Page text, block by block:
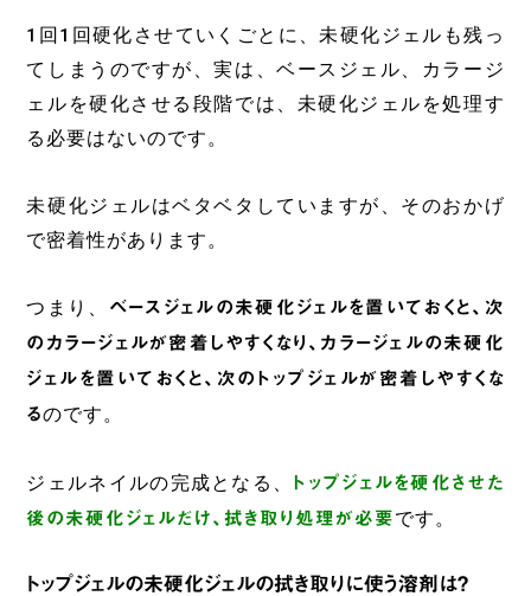
1回1回硬化させていくごとに、未硬化ジェルも残っ
てしまうのですが、実は、ベースジェル、カラージ
ェルを硬化させる段階では、未硬化ジェルを処理す
る必要はないのです。
未硬化ジェルはベタベタしていますが、そのおかげ
で密着性があります。
つまり、
ベースジェルの未硬化ジェルを置いておくと、次
のカラージェルが密着しやすくなり、カラージェルの未硬化
ジェルを置いておくと、次のトップジェルが密着しやすくな
るのです。
ジェルネイルの完成となる、
トップジェルを硬化させた
後の未硬化ジェルだけ、拭き取り処理が必要です。
トップジェルの未硬化ジェルの拭き取りに使う溶剤は？